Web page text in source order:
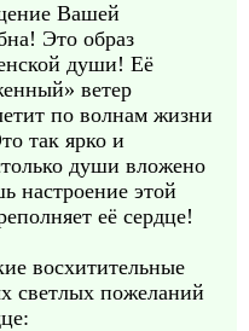
Вашей
Это образ
души! Её
ветер
по волнам жизни
так ярко и
души вложено
настроение этой
её сердце!
восхитительные
светлых пожеланий